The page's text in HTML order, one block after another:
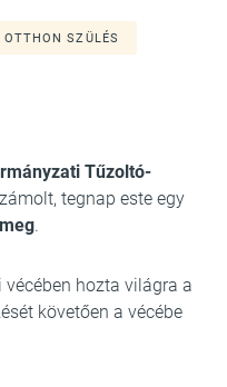
OTTHON SZÜLÉS
Tűzoltó-
tegnap este egy
.
hozta világra a
követően a vécébe